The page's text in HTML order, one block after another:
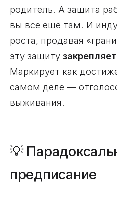
родитель. А защита
вы всё ещё там. И
роста, продавая
эту защиту закрепляет
Маркирует как
самом деле —
выживания.
💡
предписание